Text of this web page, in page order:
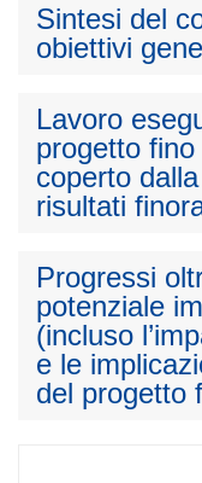
Sintesi del
obiettivi
Lavoro
progetto
coperto
risultati
Progressi
potenziale
(incluso
e le
del progetto